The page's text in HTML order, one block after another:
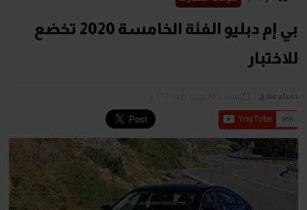
بي إم دبليو الفئة الخامسة 2020 تخضع
للاختبار
حسام طارق